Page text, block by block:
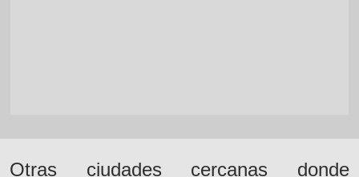
Otras ciudades cercanas donde